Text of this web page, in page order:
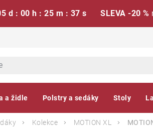
d : 00 h : 25 m : 37 s SLEVA -20 %
a židle Polstry a sedáky Stoly
Kolekce MOTION XL